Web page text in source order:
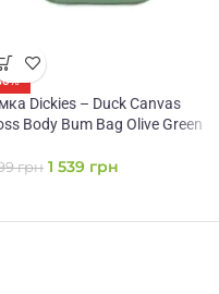
Dickies – Duck Canvas
Body Bum Bag Olive Green
грн 1 539 грн